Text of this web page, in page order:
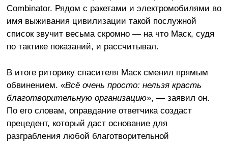
Combinator. Рядом с ракетами и электромобилями во
имя выживания цивилизации такой послужной
список звучит весьма скромно — на что Маск, судя
по тактике показаний, и рассчитывал.
В итоге риторику спасителя Маск сменил прямым
обвинением. «Всё очень просто: нельзя красть
благотворительную организацию», — заявил он.
По его словам, оправдание ответчика создаст
прецедент, который даст основание для
разграбления любой благотворительной